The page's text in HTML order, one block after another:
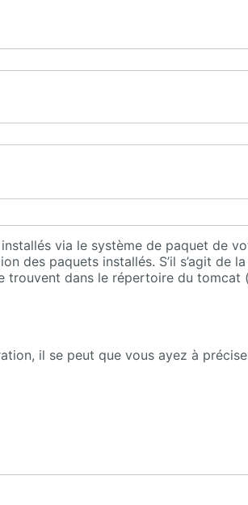
via le système de paquet de
des paquets installés. S’il s’agit de
trouvent dans le répertoire du tomcat
il se peut que vous ayez à